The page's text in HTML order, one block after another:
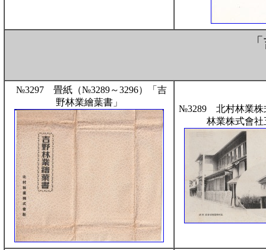
№3297 畳紙（№3289～3296）「吉
野林業繪葉書」
№3289 北村林業
林業株式會